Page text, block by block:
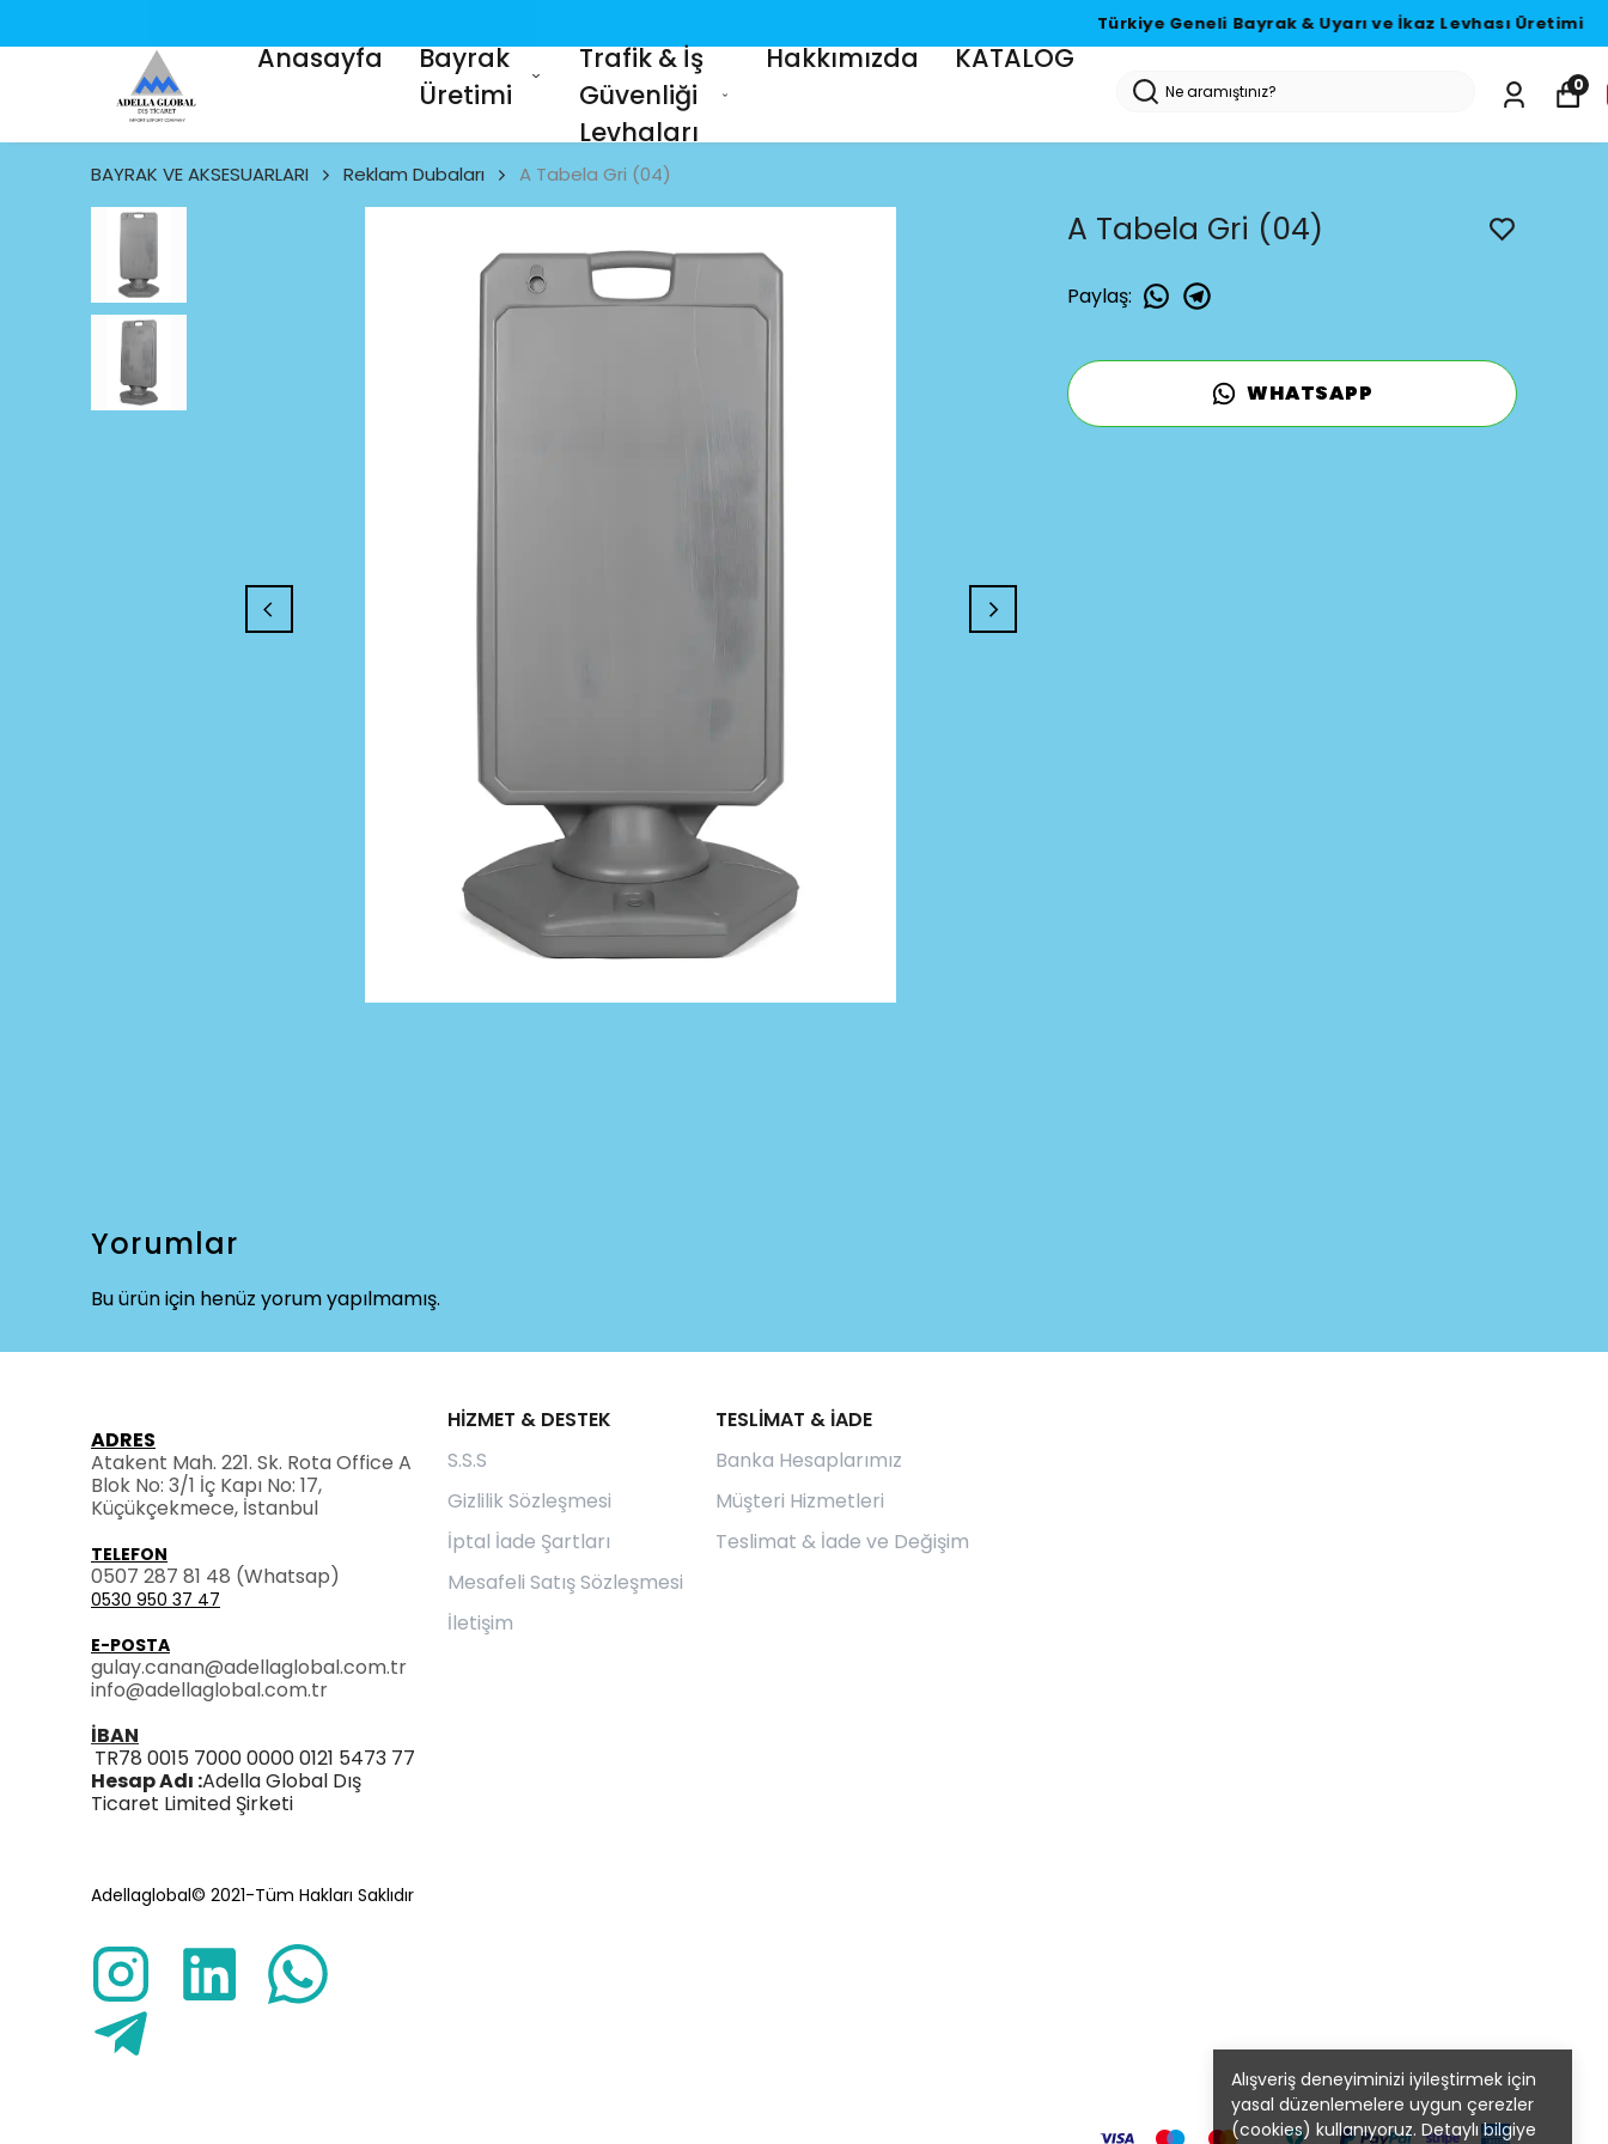
Anasayfa
Bayrak
Üretimi
Trafik & İş
Güvenliği
Levhaları
Hakkımızda KATALOG
0
Alışveriş deneyiminizi iyileştirmek için
yasal düzenlemelere uygun çerezler
(cookies) kullanıyoruz. Detaylı bilgiye
BAYRAK VE AKSESUARLARI Reklam Dubaları A Tabela Gri (04)
A Tabela Gri (04)
Paylaş:
WHATSAPP
Yorumlar
Bu ürün için henüz yorum yapılmamış.
HİZMET & DESTEK
S.S.S
Gizlilik Sözleşmesi
İptal İade Şartları
Mesafeli Satış Sözleşmesi
İletişim
TESLİMAT & İADE
Banka Hesaplarımız
Müşteri Hizmetleri
Teslimat & İade ve Değişim
ADRES
Atakent Mah. 221. Sk. Rota Office A
Blok No: 3/1 İç Kapı No: 17,
Küçükçekmece, İstanbul
TELEFON
0507 287 81 48 (Whatsap)
0530 950 37 47
E-POSTA
gulay.canan@adellaglobal.com.tr
info@adellaglobal.com.tr
İBAN
TR78 0015 7000 0000 0121 5473 77
Hesap Adı :Adella Global Dış
Ticaret Limited Şirketi
Adellaglobal© 2021-Tüm Hakları Saklıdır